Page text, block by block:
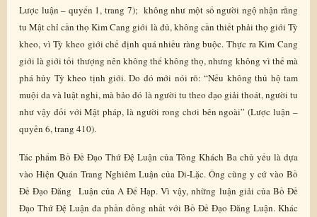
Lược luận – quyển 1, trang 7); không như một số người ngộ nhận rằng
tu Mật chỉ cần thọ Kim Cang giới là đủ, không cần thiết phải thọ giới Tỳ
kheo, vì Tỳ kheo giới chế định quá nhiều ràng buộc. Thực ra Kim Cang
giới là giới tối thượng nên không thể không thọ, nhưng không vì thế mà
phá hủy Tỳ kheo tịnh giới. Do đó mới nói rõ: “Nếu không thủ hộ tam
muội da và luật nghi, mà bảo đó là người tu theo đạo giải thoát, người tu
như vậy đối với Mật pháp, là người rong chơi bên ngoài” (Lược luận –
quyền 6, trang 410).
Tác phẩm Bồ Đề Đạo Thứ Đệ Luận của Tông Khách Ba chủ yếu là dựa
vào Hiện Quán Trang Nghiêm Luận của Di-Lặc. Ông cũng y cứ vào Bồ
Đề Đạo Đăng Luận của A Để Hạp. Vì vậy, những luận giải của Bồ Đề
Đạo Thứ Đệ Luận đa phần đồng nhất với Bồ Đề Đạo Đăng Luận. Khác